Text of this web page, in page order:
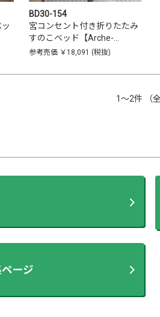
BD30-154
宮コンセント付き折りたたみ
すのこベッド【Arche-…
参考売価 ￥18,091 (税抜)
1〜2件 （全